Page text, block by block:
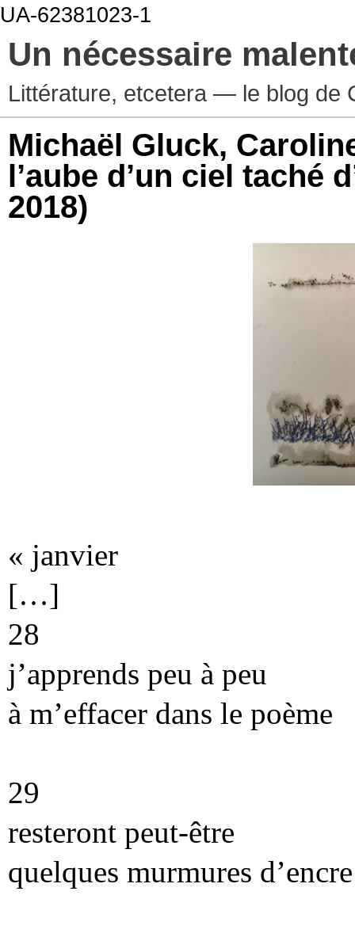
UA-62381023-1
Un nécessaire
Littérature, etcetera — le blog de
Michaël Gluck,
l’aube d’un ciel taché
2018)
« janvier
[…]
28
j’apprends peu à peu
à m’effacer dans le poème
29
resteront peut-être
quelques murmures d’encre